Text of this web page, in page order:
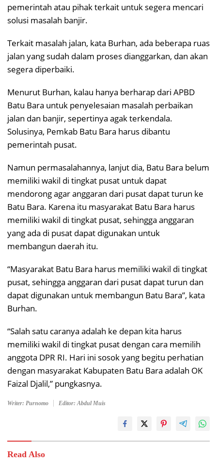
pemerintah atau pihak terkait untuk segera mencari
solusi masalah banjir.
Terkait masalah jalan, kata Burhan, ada beberapa ruas
jalan yang sudah dalam proses dianggarkan, dan akan
segera diperbaiki.
Menurut Burhan, kalau hanya berharap dari APBD
Batu Bara untuk penyelesaian masalah perbaikan
jalan dan banjir, sepertinya agak terkendala.
Solusinya, Pemkab Batu Bara harus dibantu
pemerintah pusat.
Namun permasalahannya, lanjut dia, Batu Bara belum
memiliki wakil di tingkat pusat untuk dapat
mendorong agar anggaran dari pusat dapat turun ke
Batu Bara. Karena itu masyarakat Batu Bara harus
memiliki wakil di tingkat pusat, sehingga anggaran
yang ada di pusat dapat digunakan untuk
membangun daerah itu.
“Masyarakat Batu Bara harus memiliki wakil di tingkat
pusat, sehingga anggaran dari pusat dapat turun dan
dapat digunakan untuk membangun Batu Bara”, kata
Burhan.
“Salah satu caranya adalah ke depan kita harus
memiliki wakil di tingkat pusat dengan cara memilih
anggota DPR RI. Hari ini sosok yang begitu perhatian
dengan masyarakat Kabupaten Batu Bara adalah OK
Faizal Djalil,” pungkasnya.
Writer: Purnomo Editor: Abdul Muis
Read Also